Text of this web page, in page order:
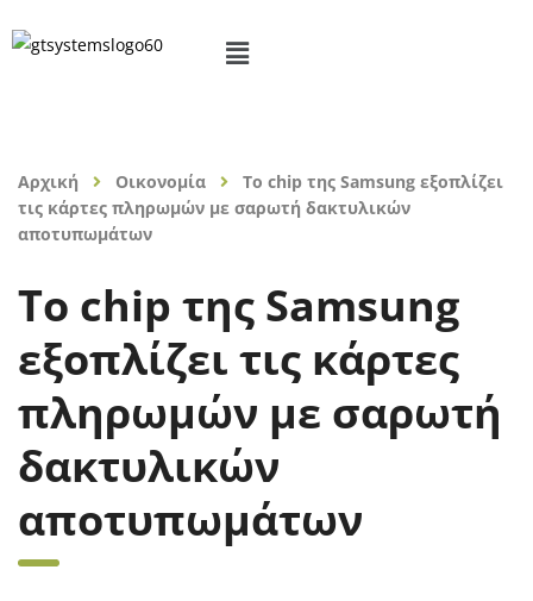
Αρχική Οικονομία
Το chip της Samsung εξοπλίζει
τις κάρτες πληρωμών με σαρωτή δακτυλικών
αποτυπωμάτων
Το chip της Samsung
εξοπλίζει τις κάρτες
πληρωμών με σαρωτή
δακτυλικών
αποτυπωμάτων